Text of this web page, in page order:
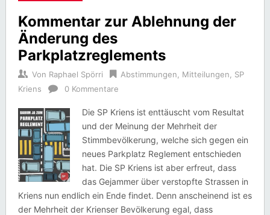
Kommentar zur Ablehnung der
Änderung des
Parkplatzreglements
Von Raphael Spörri Abstimmungen Mitteilungen
SP
Kriens
0 Kommentare
Die SP Kriens ist enttäuscht vom Resultat
und der Meinung der Mehrheit der
Stimmbevölkerung, welche sich gegen ein
neues Parkplatz Reglement entschieden
hat. Die SP Kriens ist aber erfreut, dass
das Gejammer über verstopfte Strassen in
Kriens nun endlich ein Ende findet. Denn anscheinend ist es
der Mehrheit der Krienser Bevölkerung egal, dass